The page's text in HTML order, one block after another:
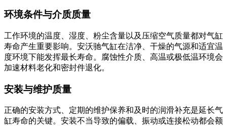
环境条件与介质质量
工作环境的温度、湿度、粉尘含量以及压缩空气质量都对气缸
寿命产生重要影响。安沃驰气缸在洁净、干燥的气源和适宜温
度环境下能发挥最长寿命。腐蚀性介质、高温或极低温环境会
加速材料老化和密封件退化。
安装与维护质量
正确的安装方式、定期的维护保养和及时的润滑补充是延长气
缸寿命的关键。安装不当导致的偏载、振动或连接松动都会额